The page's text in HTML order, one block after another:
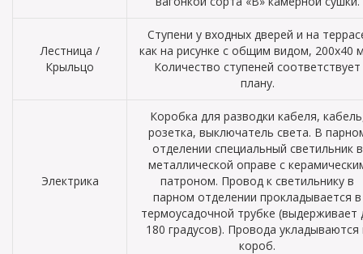
Лестница /
Крыльцо
Ступени у входных дверей и на
как на рисунке с общим видом, 200х40
Количество ступеней соответствует
плану.
Электрика
Коробка для разводки кабеля,
розетка, выключатель света. В
отделении специальный светильник в
металлической оправе с
патроном. Провод к светильнику в
парном отделении прокладывается в
термоусадочной трубке (выдерживает
180 градусов). Провода укладываются
короб.